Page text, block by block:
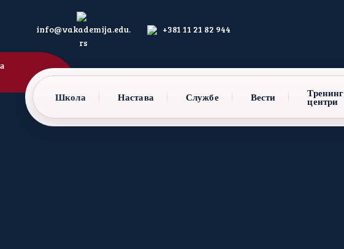
info@vakademija.edu.
rs
+381 11 21 82 944
Школа Настава Службе Вести Тренинг
центри